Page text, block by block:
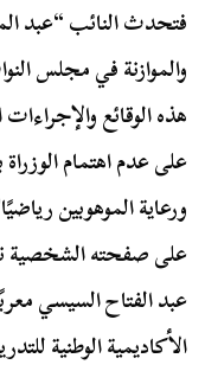
فتحدث النائب “عبد
والموازنة في مجلس
هذه الوقائع والإجراءات
على عدم اهتمام الوزراة
ورعاية الموهوبين
على صفحته الشخصية
عبد الفتاح السيسي
الأكاديمية الوطنية